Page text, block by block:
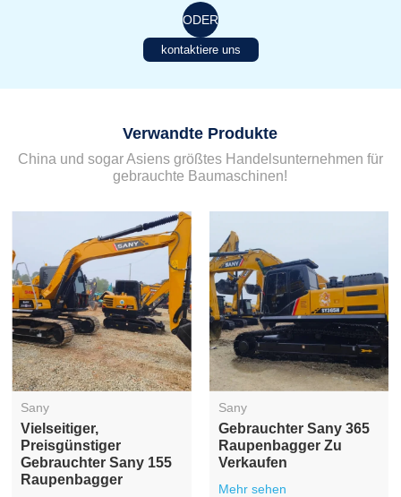
ODER
kontaktiere uns
Verwandte Produkte
China und sogar Asiens größtes Handelsunternehmen für
gebrauchte Baumaschinen!
Sany
Vielseitiger,
Preisgünstiger
Gebrauchter Sany 155
Raupenbagger
Sany
Gebrauchter Sany 365
Raupenbagger Zu
Verkaufen
Mehr sehen